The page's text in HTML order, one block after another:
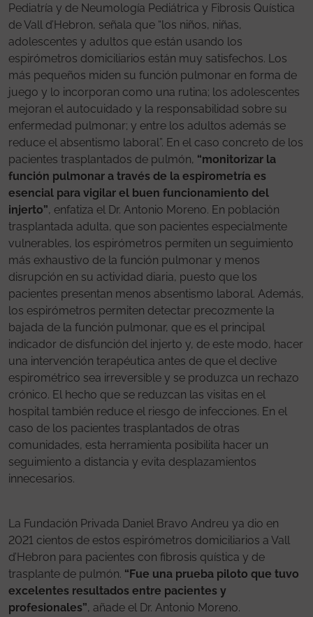
Pediatría y de Neumología Pediátrica y Fibrosis Quística
de Vall d’Hebron, señala que “los niños, niñas,
adolescentes y adultos que están usando los
espirómetros domiciliarios están muy satisfechos. Los
más pequeños miden su función pulmonar en forma de
juego y lo incorporan como una rutina; los adolescentes
mejoran el autocuidado y la responsabilidad sobre su
enfermedad pulmonar; y entre los adultos además se
reduce el absentismo laboral”. En el caso concreto de los
pacientes trasplantados de pulmón, “monitorizar la
función pulmonar a través de la espirometría es
esencial para vigilar el buen funcionamiento del
injerto”, enfatiza el Dr. Antonio Moreno. En población
trasplantada adulta, que son pacientes especialmente
vulnerables, los espirómetros permiten un seguimiento
más exhaustivo de la función pulmonar y menos
disrupción en su actividad diaria, puesto que los
pacientes presentan menos absentismo laboral. Además,
los espirómetros permiten detectar precozmente la
bajada de la función pulmonar, que es el principal
indicador de disfunción del injerto y, de este modo, hacer
una intervención terapéutica antes de que el declive
espirométrico sea irreversible y se produzca un rechazo
crónico. El hecho que se reduzcan las visitas en el
hospital también reduce el riesgo de infecciones. En el
caso de los pacientes trasplantados de otras
comunidades, esta herramienta posibilita hacer un
seguimiento a distancia y evita desplazamientos
innecesarios.
La Fundación Privada Daniel Bravo Andreu ya dio en
2021 cientos de estos espirómetros domiciliarios a Vall
d’Hebron para pacientes con fibrosis quística y de
trasplante de pulmón. “Fue una prueba piloto que tuvo
excelentes resultados entre pacientes y
profesionales”, añade el Dr. Antonio Moreno.